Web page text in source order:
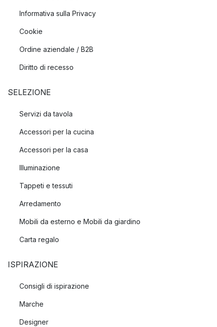
Informativa sulla Privacy
Cookie
Ordine aziendale / B2B
Diritto di recesso
SELEZIONE
Servizi da tavola
Accessori per la cucina
Accessori per la casa
Illuminazione
Tappeti e tessuti
Arredamento
Mobili da esterno e Mobili da giardino
Carta regalo
ISPIRAZIONE
Consigli di ispirazione
Marche
Designer